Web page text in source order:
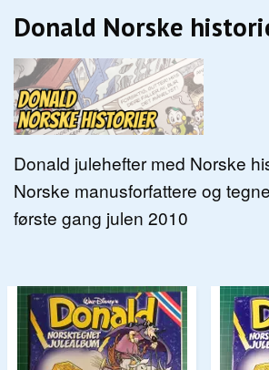
Donald Norske
Donald julehefter med Norske
Norske manusforfattere og
første gang julen 2010